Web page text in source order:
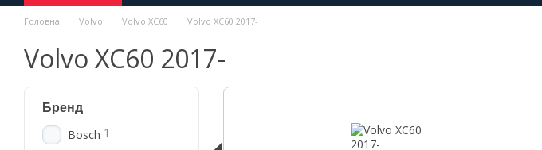
Головна Volvo Volvo XC60 Volvo XC60 2017-
Volvo XC60 2017-
Бренд
Bosch 1